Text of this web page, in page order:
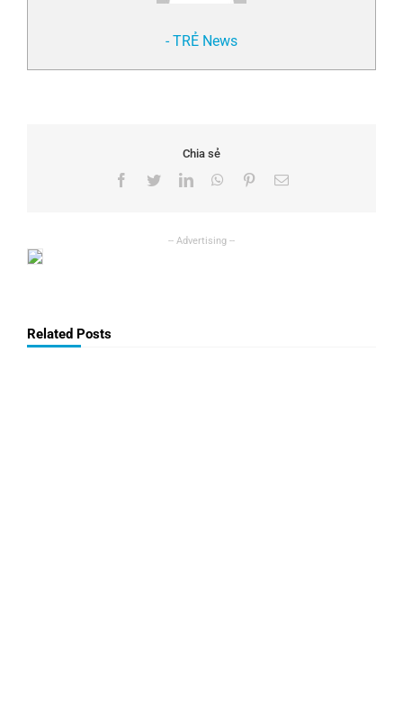
- TRẺ News
Chia sẻ
Facebook
TwitterLinkedInWhatsApp
PinterestEmail
Related Posts